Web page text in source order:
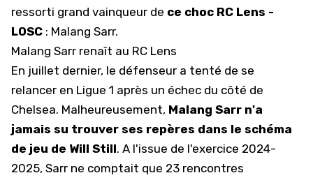
ressorti grand vainqueur de ce choc RC Lens -
LOSC : Malang Sarr.
Malang Sarr renaît au RC Lens
En juillet dernier, le défenseur a tenté de se
relancer en Ligue 1 après un échec du côté de
Chelsea. Malheureusement, Malang Sarr n'a
jamais su trouver ses repères dans le schéma
de jeu de Will Still. A l'issue de l'exercice 2024-
2025, Sarr ne comptait que 23 rencontres